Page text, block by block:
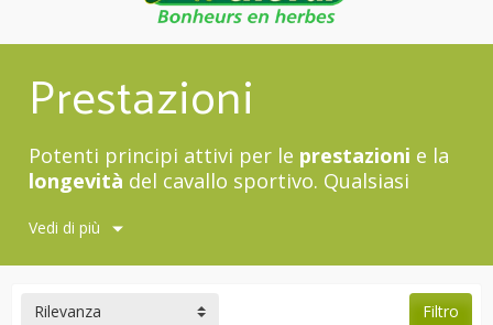
Prestazioni
Potenti principi attivi per le prestazioni e la
longevità del cavallo sportivo. Qualsiasi
implica la considerazione
Optate per soluzioni che siano
Vedi di più
Filtro
Rilevanza